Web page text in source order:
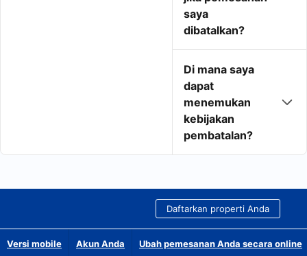
saya
dibatalkan?
Di mana saya
dapat
menemukan
kebijakan
pembatalan?
Daftarkan properti Anda
Versi mobile Akun Anda Ubah pemesanan Anda secara online